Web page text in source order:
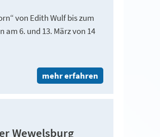
von Edith Wulf bis zum
am 6. und 13. März von 14
mehr erfahren
Wewelsburg